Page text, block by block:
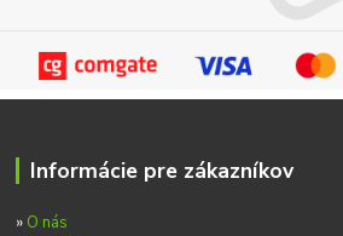
Informácie pre zákazníkov
» O nás